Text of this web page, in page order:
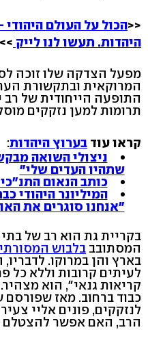
<<הכול על העולם
היהדות. תעשו לנו לייק >>
מפעל הצדקה שלו זוכה
המרוקאית ובתקשורת
התופעה הייחודית של רב
תרומות למען נזקקים
קראו עוד בערוץ היהדות:
ניצולי השואה
שתהיו העדים שלי"
כותב הנאום
המיליונר היהודי
"אנחנו סוגרים את
בקריית גת הוא רב של
המסתובב בלבוש
בארץ והן במרוקו.
לעיתים קרובות וללא כל
קריאות גנאי", הוא
כבוד ברחוב. מאז שפורסם
לנזקקים, פונים אליי
הרב, האם אפשר להצטלם